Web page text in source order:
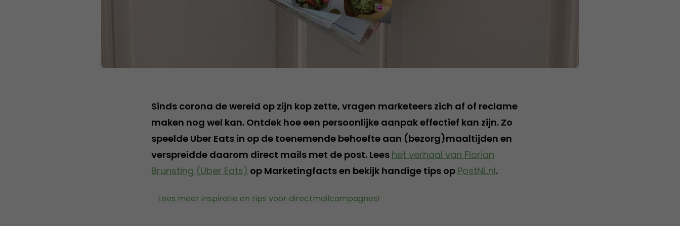
Sinds corona de wereld op zijn kop zette, vragen marketeers zich af of reclame
maken nog wel kan. Ontdek hoe een persoonlijke aanpak effectief kan zijn. Zo
speelde Uber Eats in op de toenemende behoefte aan (bezorg)maaltijden en
verspreidde daarom direct mails met de post. Lees het verhaal van Florian
Brunsting (Uber Eats) op Marketingfacts en bekijk handige tips op PostNL.nl.
Lees meer inspiratie en tips voor directmailcampagnes!